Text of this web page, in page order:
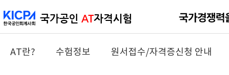
AT란? 수험정보 원서접수/자격증신청 안내